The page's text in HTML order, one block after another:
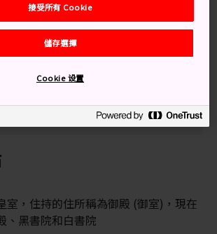
都最晚綻放的櫻花
上的御室八十八箇所靈場，是迷你版
室，住持的住所稱為御殿 (御室)，現在
、黑書院和白書院
接受所有 Cookie
儲存選擇
Cookie 设置